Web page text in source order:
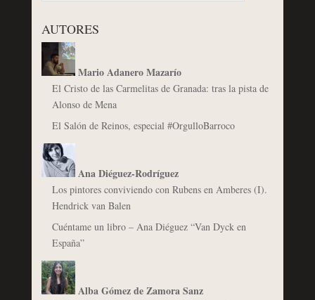
AUTORES
Mario Adanero Mazarío
El Cristo de las Carmelitas de Granada: tras la pista de
Alonso de Mena
El Salón de Reinos, especial #OrgulloBarroco
Ana Diéguez-Rodríguez
Los pintores conviviendo con Rubens en Amberes (I).
Hendrick van Balen
Cuéntame un libro – Ana Diéguez “Van Dyck en
España”
Alba Gómez de Zamora Sanz